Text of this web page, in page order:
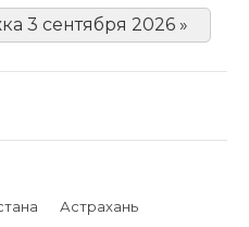
3 сентября 2026 »
Астрахань